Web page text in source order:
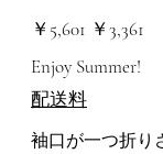
元
の
格
￥5,601
セ
ー
価
￥3,361
Enjoy Summer!
配送料
袖口が一つ折り